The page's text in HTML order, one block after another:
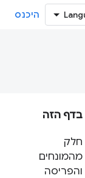
היכנס
בדף הזה
חלק
מהמונחים
והפריסה